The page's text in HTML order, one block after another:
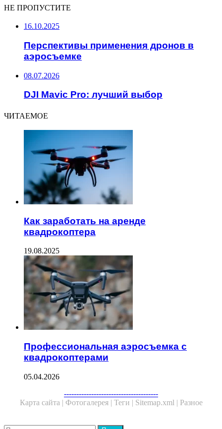
НЕ ПРОПУСТИТЕ
16.10.2025
Перспективы применения дронов в
аэросъемке
08.07.2026
DJI Mavic Pro: лучший выбор
ЧИТАЕМОЕ
Как заработать на аренде
квадрокоптера
19.08.2025
Профессиональная аэросъемка с
квадрокоптерами
05.04.2026
--------------------------------------
Карта сайта | Фотогалерея | Теги | Sitemap.xml | Разное